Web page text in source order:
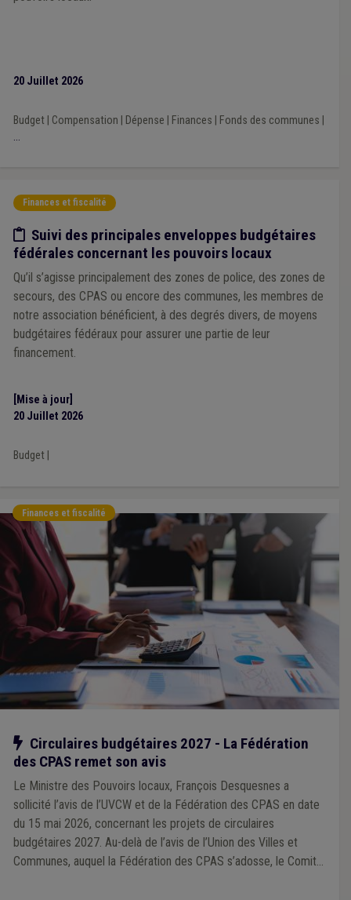
20 Juillet 2026
Budget| Compensation Dépense Finances Fonds des communes
...
Finances et fiscalité
Etude/chiffres
Suivi des principales enveloppes budgétaires
fédérales concernant les pouvoirs locaux
Qu’il s’agisse principalement des zones de police, des zones de
secours, des CPAS ou encore des communes, les membres de
notre association bénéficient, à des degrés divers, de moyens
budgétaires fédéraux pour assurer une partie de leur
financement.
[Mise à jour]
20 Juillet 2026
Budget|
Finances et fiscalité
Notre action
Circulaires budgétaires 2027 - La Fédération
des CPAS remet son avis
Le Ministre des Pouvoirs locaux, François Desquesnes a
sollicité l’avis de l’UVCW et de la Fédération des CPAS en date
du 15 mai 2026, concernant les projets de circulaires
budgétaires 2027. Au-delà de l’avis de l’Union des Villes et
Communes, auquel la Fédération des CPAS s’adosse, le Comité